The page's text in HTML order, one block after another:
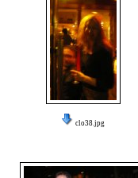
clo38.jpg